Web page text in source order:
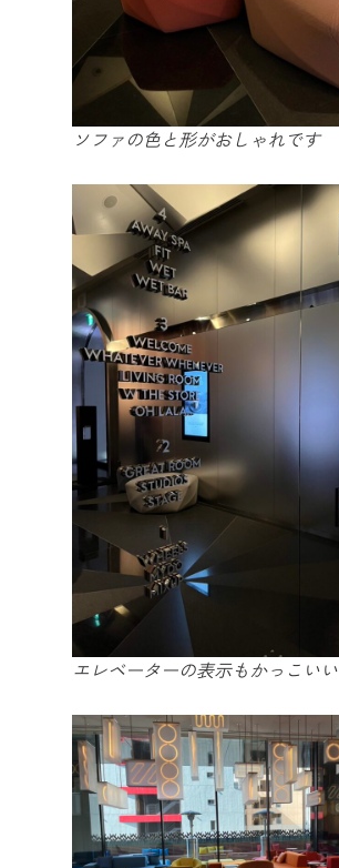
ソファの色と形がおしゃれです
エレベーターの表示もかっこいい